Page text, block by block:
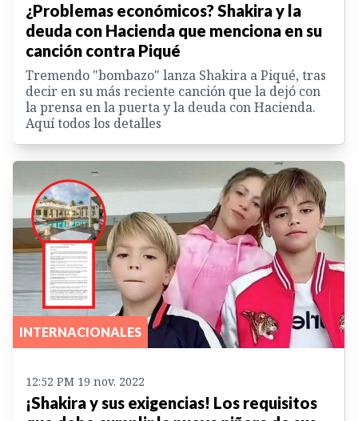
¿Problemas económicos? Shakira y la
deuda con Hacienda que menciona en su
canción contra Piqué
Tremendo "bombazo" lanza Shakira a Piqué, tras
decir en su más reciente canción que la dejó con
la prensa en la puerta y la deuda con Hacienda.
Aquí todos los detalles
INTERNACIONALES
12:52 PM 19 nov. 2022
¡Shakira y sus exigencias! Los requisitos